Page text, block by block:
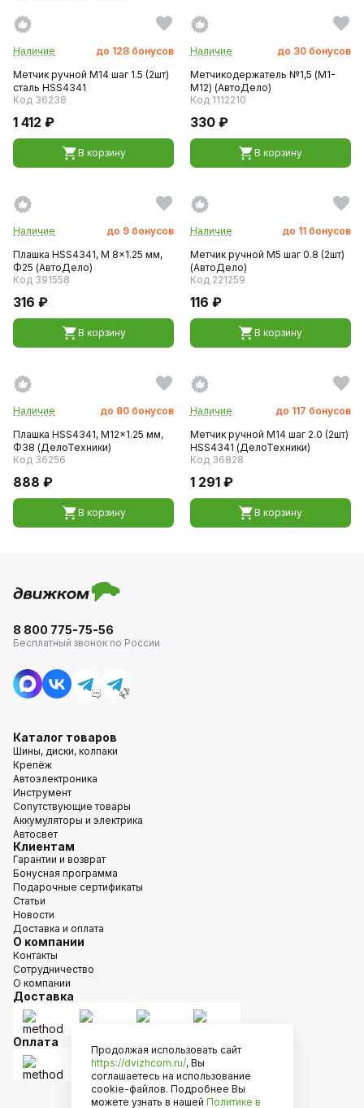
Наличие до 128 бонусов
Метчик ручной M14 шаг 1.5 (2шт)
сталь HSS4341
Код 36238
1 412 ₽
В корзину
Наличие до 30 бонусов
Метчикодержатель №1,5 (М1-
M12) (АвтоДело)
Код 1112210
330 ₽
В корзину
Наличие до 9 бонусов
Плашка HSS4341, M 8x1.25 мм,
Ф25 (АвтоДело)
Код 391558
316 ₽
В корзину
Наличие до 11 бонусов
Метчик ручной M5 шаг 0.8 (2шт)
(АвтоДело)
Код 221259
116 ₽
В корзину
Наличие до 80 бонусов
Плашка HSS4341, M12x1.25 мм,
Ф38 (ДелоТехники)
Код 36256
888 ₽
В корзину
Наличие до 117 бонусов
Метчик ручной M14 шаг 2.0 (2шт)
HSS4341 (ДелоТехники)
Код 36828
1 291 ₽
В корзину
8 800 775-75-56
Бесплатный звонок по России
Каталог товаров
Шины, диски, колпаки
Крепёж
Автоэлектроника
Инструмент
Сопутствующие товары
Аккумуляторы и электрика
Автосвет
Клиентам
Гарантии и возврат
Бонусная программа
Подарочные сертификаты
Статьи
Новости
Доставка и оплата
О компании
Контакты
Сотрудничество
О компании
Доставка
Оплата
Продолжая использовать сайт
https://dvizhcom.ru/, Вы
соглашаетесь на использование
cookie-файлов. Подробнее Вы
можете узнать в нашей Политике в